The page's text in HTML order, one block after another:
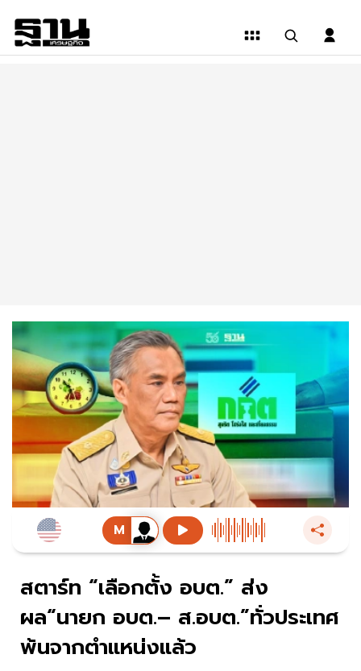
สตาร์ท “เลือกตั้ง อบต.” ส่ง
ผล“นายก อบต.– ส.อบต.”ทั่วประเทศ
พ้นจากตำแหน่งแล้ว